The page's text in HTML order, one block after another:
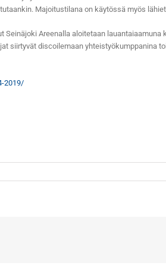
Majoitustilana on käytössä myös
Seinäjoki Areenalla aloitetaan
siirtyvät discoilemaan yhteistyökumppanina
2019/